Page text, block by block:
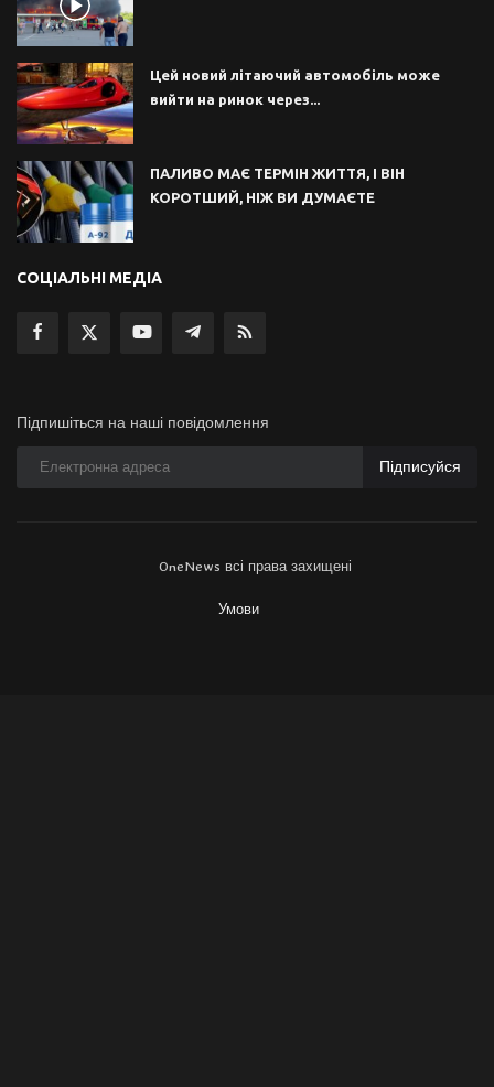
Цей новий літаючий автомобіль може
вийти на ринок через...
ПАЛИВО МАЄ ТЕРМІН ЖИТТЯ, І ВІН
КОРОТШИЙ, НІЖ ВИ ДУМАЄТЕ
СОЦІАЛЬНІ МЕДІА
Підпишіться на наші повідомлення
Підписуйся
OneNews всі права захищені
Умови